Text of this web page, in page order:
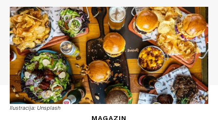
Ilustracija: Unsplash
MAGAZIN